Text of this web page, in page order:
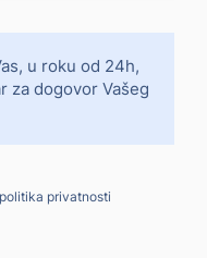
u roku od 24h,
za dogovor Vašeg
politika privatnosti